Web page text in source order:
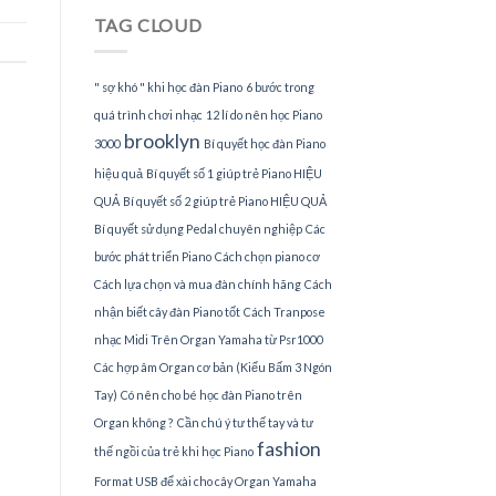
TAG CLOUD
" sợ khó " khi học đàn Piano 6 bước trong
quá trình chơi nhạc 12 lí do nên học Piano
3000 brooklyn Bí quyết học đàn Piano
hiệu quả Bí quyết số 1 giúp trẻ Piano HIỆU
QUẢ Bí quyết số 2 giúp trẻ Piano HIỆU QUẢ
Bí quyết sử dụng Pedal chuyên nghiệp Các
bước phát triển Piano Cách chọn piano cơ
Cách lựa chọn và mua đàn chính hãng Cách
nhận biết cây đàn Piano tốt Cách Tranpose
nhạc Midi Trên Organ Yamaha từ Psr1000
Các hợp âm Organ cơ bản (Kiểu Bấm 3 Ngón
Tay) Có nên cho bé học đàn Piano trên
Organ không ? Cần chú ý tư thế tay và tư
thế ngồi của trẻ khi học Piano fashion
Format USB để xài cho cây Organ Yamaha